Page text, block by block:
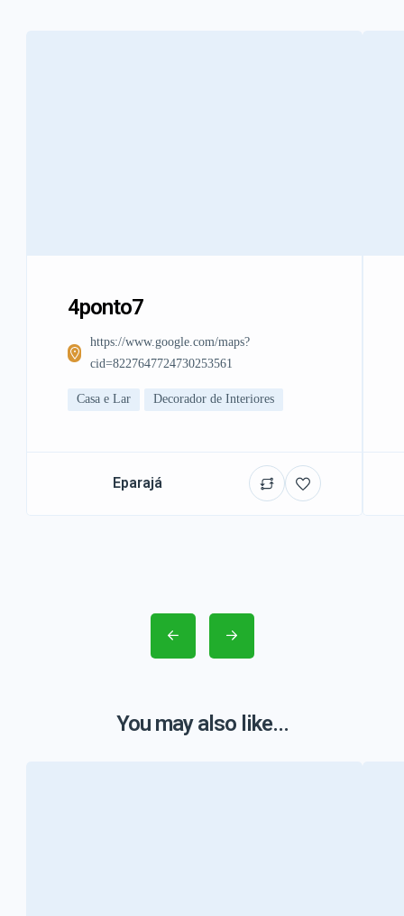
4ponto7
https://www.google.com/maps?
cid=8227647724730253561
Casa e Lar Decorador de Interiores
Eparajá
You may also like...